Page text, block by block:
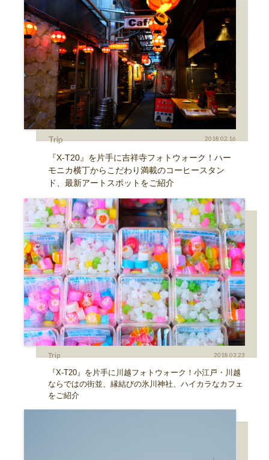
Trip 2018.02.16
『X-T20』を片手に吉祥寺フォトウォーク！ハー
モニカ横丁からこだわり満載のコーヒースタン
ド、最新アートスポットをご紹介
Trip 2018.03.23
『X-T20』を片手に川越フォトウォーク！小江戸・川越
ならではの街並、縁結びの氷川神社、ハイカラなカフェ
をご紹介